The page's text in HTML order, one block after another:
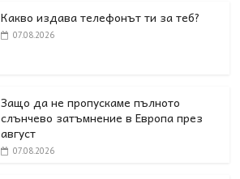
Какво издава телефонът ти за теб?
07.08.2026
Защо да не пропускаме пълното
слънчево затъмнение в Европа през
август
07.08.2026